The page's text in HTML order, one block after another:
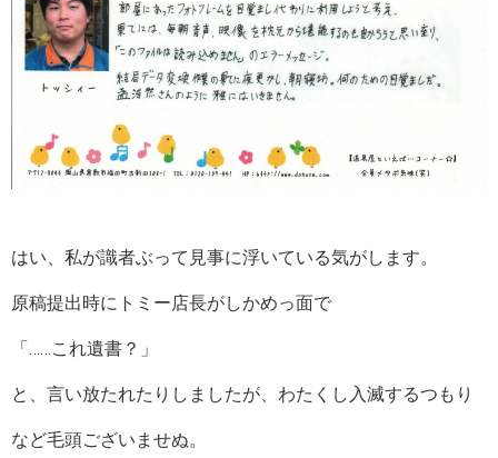
はい、私が識者ぶって見事に浮いている気がします。
原稿提出時にトミー店長がしかめっ面で
「……これ遺書？」
と、言い放たれたりしましたが、わたくし入滅するつもり
など毛頭ございませぬ。